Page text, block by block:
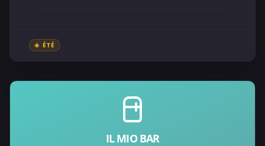
☀️ ÉTÉ
IL MIO BAR